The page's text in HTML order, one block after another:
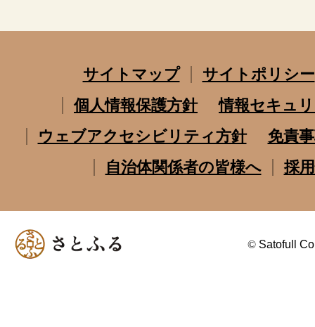
サイトマップ
サイトポリシー
個人情報保護方針
情報セキュ
ウェブアクセシビリティ方針
免責
自治体関係者の皆様へ
採
© Satofull